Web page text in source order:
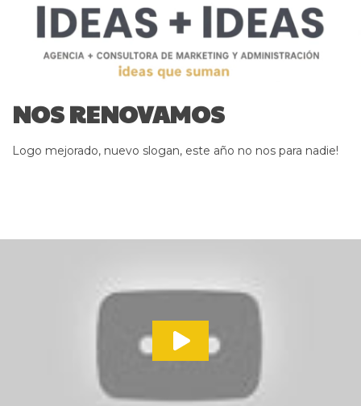
NOS RENOVAMOS
Logo mejorado, nuevo slogan, este año no nos para nadie!